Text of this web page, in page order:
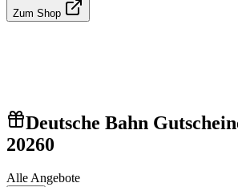
Zum Shop
Deutsche Bahn
20260
Alle Angebote